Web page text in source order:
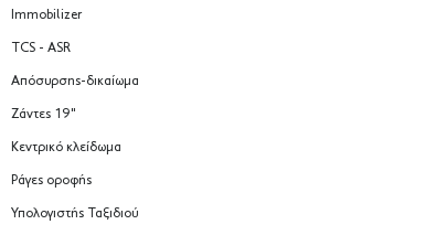
Immobilizer
TCS - ASR
Απόσυρσης-δικαίωμα
Ζάντες 19"
Κεντρικό κλείδωμα
Ράγες οροφής
Υπολογιστής Ταξιδιού